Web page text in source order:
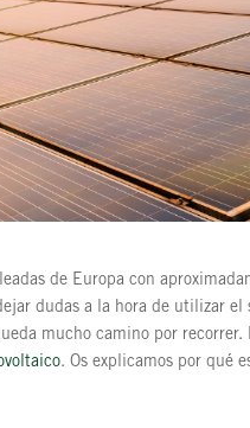
de Europa con
dudas a la hora de utilizar
mucho camino por
. Os explicamos por qué